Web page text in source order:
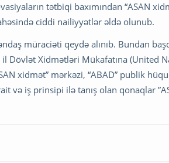
tətbiqi baxımından “ASAN
ciddi nailiyyətlər əldə olunub.
müraciəti qeydə alınıb. Bundan
Dövlət Xidmətləri Mükafatına (United
xidmət” mərkəzi, “ABAD” publik
və iş prinsipi ilə tanış olan qonaqlar